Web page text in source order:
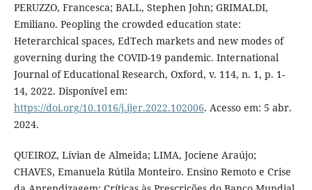
PERUZZO, Francesca; BALL, Stephen John; GRIMALDI,
Emiliano. Peopling the crowded education state:
Heterarchical spaces, EdTech markets and new modes of
governing during the COVID-19 pandemic. International
Journal of Educational Research, Oxford, v. 114, n. 1, p. 1-
14, 2022. Disponível em:
https://doi.org/10.1016/j.ijer.2022.102006. Acesso em: 5 abr.
2024.
QUEIROZ, Lívian de Almeida; LIMA, Jociene Araújo;
CHAVES, Emanuela Rútila Monteiro. Ensino Remoto e Crise